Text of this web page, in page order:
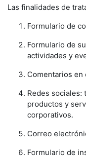
Las finalidades de
Formulario de
Formulario de
actividades y
Comentarios
Redes
productos y
corporativos.
Correo
Formulario de